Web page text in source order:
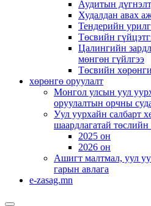
Аудитын
Худалдан авах
Тендерийн
Төсвийн
Цалингийн
мөнгөн гүйлгээ
Төсвийн
хөрөнгө оруулалт
Монгол улсын уул
оруулалтын орчны
Уул уурхайн салбарт
шаардлагатай төслийн
2025 он
2026 он
Ашигт малтмал, уул
гарын авлага
e-zasag.mn